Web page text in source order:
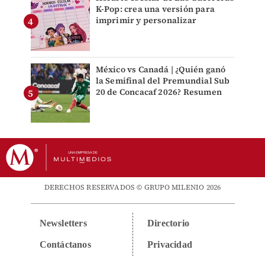
K-Pop: crea una versión para
imprimir y personalizar
México vs Canadá | ¿Quién ganó
la Semifinal del Premundial Sub
20 de Concacaf 2026? Resumen
DERECHOS RESERVADOS © GRUPO MILENIO 2026
Newsletters
Contáctanos
Directorio
Privacidad